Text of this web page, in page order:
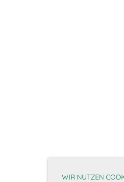
WIR NUTZEN